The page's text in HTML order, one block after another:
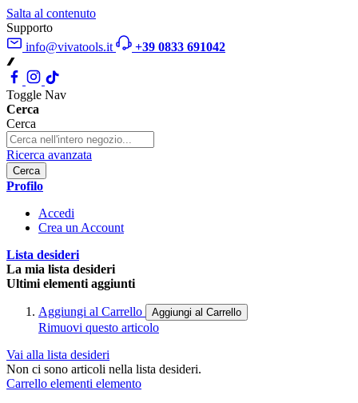
Salta al contenuto
Supporto
info@vivatools.it
+39 0833 691042
Toggle Nav
Cerca
Cerca
Ricerca avanzata
Cerca
Profilo
Accedi
Crea un Account
Lista desideri
La mia lista desideri
Ultimi elementi aggiunti
Aggiungi al Carrello Aggiungi al Carrello
Rimuovi questo articolo
Vai alla lista desideri
Non ci sono articoli nella lista desideri.
Carrello elementi elemento